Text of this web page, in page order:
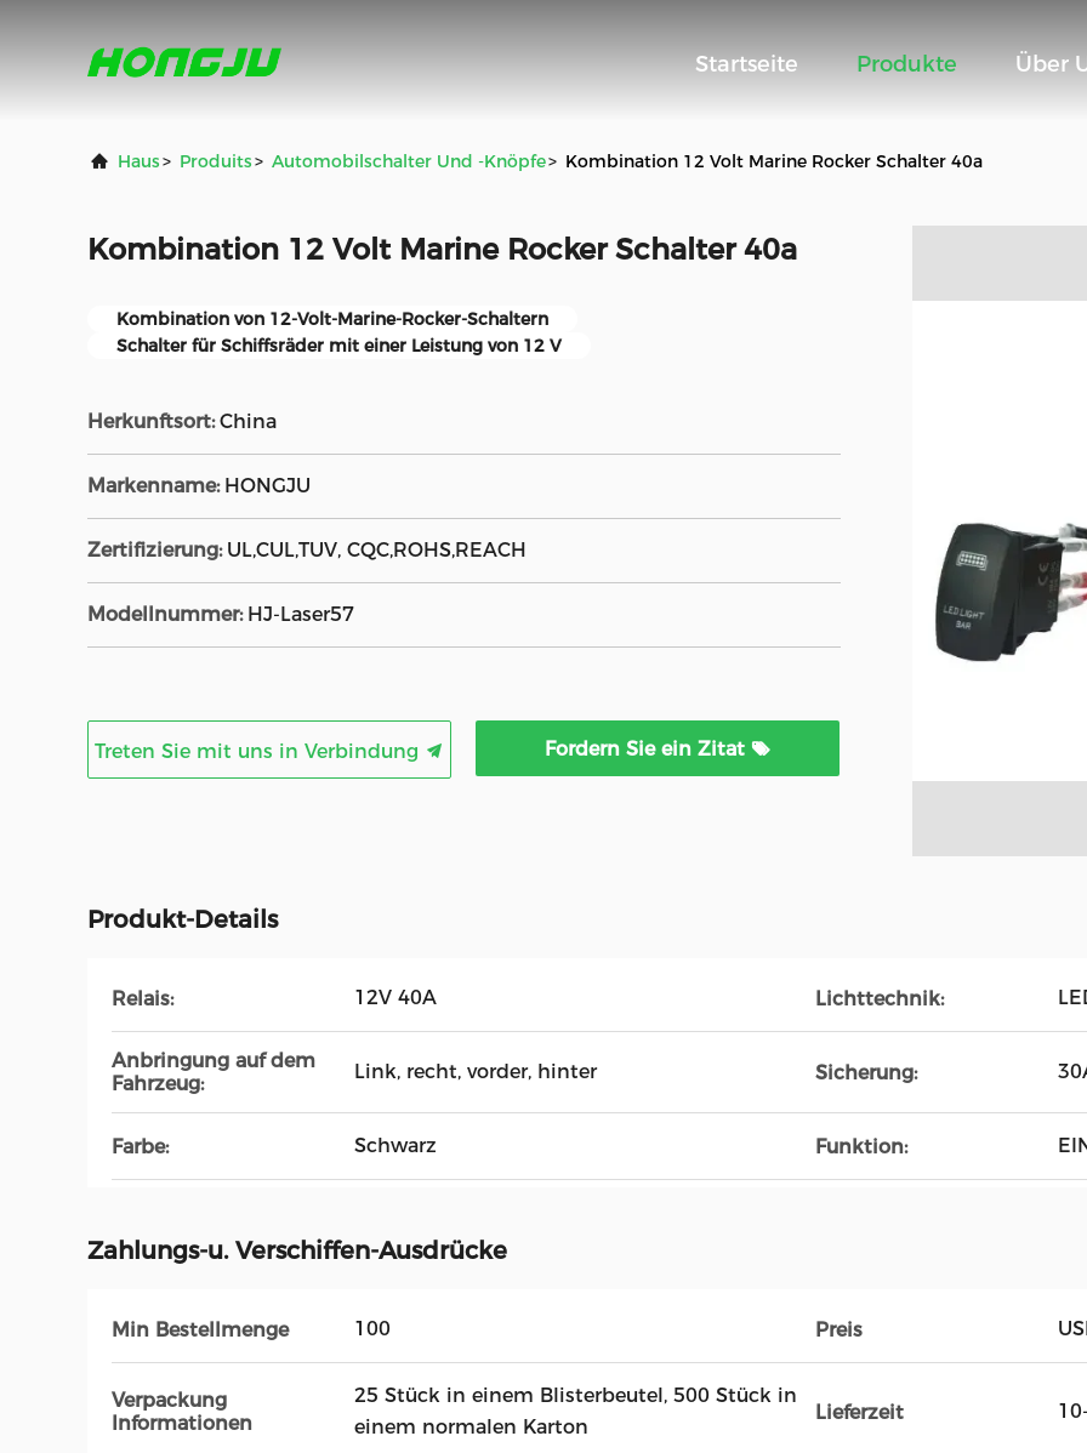
Startseite Produkte Über
Haus> Produits> Automobilschalter Und -knöpfe> Kombination 12 Volt Marine Rocker Schalter 40a
Kombination 12 Volt Marine Rocker Schalter 40a
Kombination von 12-Volt-Marine-Rocker-Schaltern
Schalter für Schiffsräder mit einer Leistung von 12 V
Herkunftsort: China
Markenname: HONGJU
Zertifizierung: UL,CUL,TUV, CQC,ROHS,REACH
Modellnummer: HJ-Laser57
Treten Sie mit uns in Verbindung Fordern Sie ein Zitat
Produkt-Details
Relais: 12V 40A Lichttechnik:
Anbringung auf dem
Fahrzeug:
Link, recht, vorder, hinter Sicherung:
Farbe: Schwarz Funktion:
Zahlungs-u. Verschiffen-Ausdrücke
Min Bestellmenge 100 Preis
Verpackung
Informationen
25 Stück in einem Blisterbeutel, 500 Stück in
einem normalen Karton
Lieferzeit